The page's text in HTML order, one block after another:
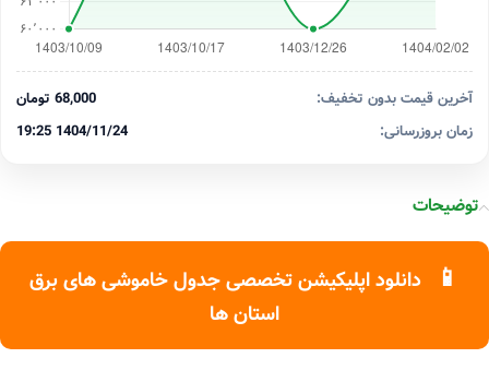
آخرین قیمت بدون تخفیف:
68,000 تومان
زمان بروزرسانی:
1404/11/24 19:25
توضیحات
📱
دانلود اپلیکیشن تخصصی جدول خاموشی های برق
استان ها